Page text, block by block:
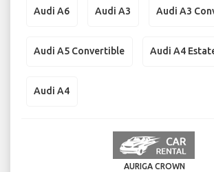
Audi A6 Audi A3 Audi A3
Audi A5 Convertible Audi A4
Audi A4
AURIGA CROWN